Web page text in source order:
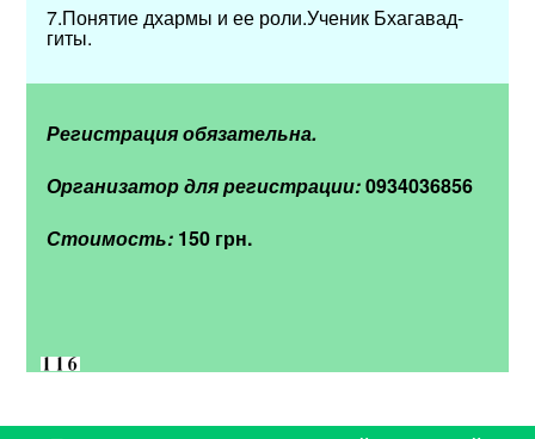
7.Понятие дхармы и ее роли.Ученик Бхагавад-
гиты.
Регистрация обязательна.
Организатор для регистрации:0934036856
Стоимость: 150 грн.